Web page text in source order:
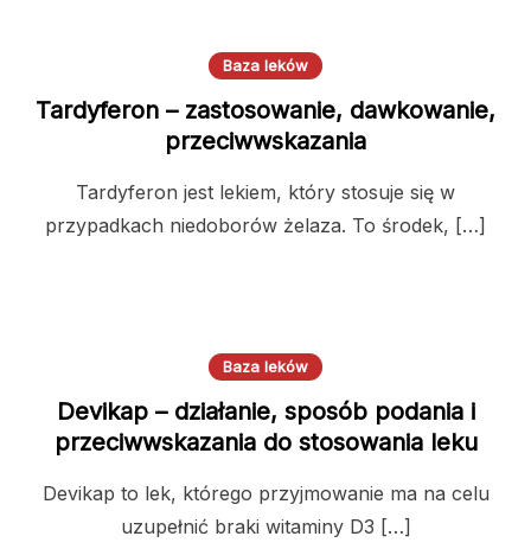
Baza leków
Tardyferon – zastosowanie, dawkowanie,
przeciwwskazania
Tardyferon jest lekiem, który stosuje się w
przypadkach niedoborów żelaza. To środek, […]
Baza leków
Devikap – działanie, sposób podania i
przeciwwskazania do stosowania leku
Devikap to lek, którego przyjmowanie ma na celu
uzupełnić braki witaminy D3 […]